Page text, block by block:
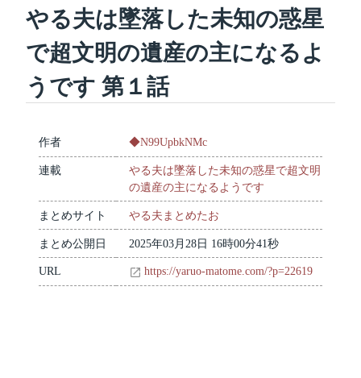
やる夫は墜落した未知の惑星
で超文明の遺産の主になるよ
うです 第１話
作者 ◆N99UpbkNMc
連載
やる夫は墜落した未知の惑星で超文明
の遺産の主になるようです
まとめサイト やる夫まとめたお
まとめ公開日 2025年03月28日 16時00分41秒
URL https://yaruo-matome.com/?p=22619